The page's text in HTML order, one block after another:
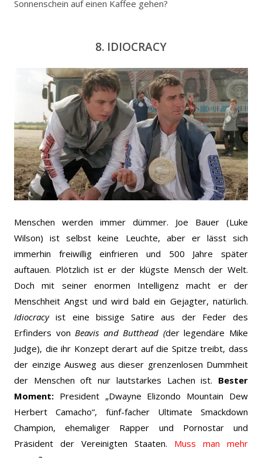
Sonnenschein auf einen Kaffee gehen?
8. IDIOCRACY
Menschen werden immer dümmer. Joe Bauer (Luke
Wilson) ist selbst keine Leuchte, aber er lässt sich
immerhin freiwillig einfrieren und 500 Jahre später
auftauen. Plötzlich ist er der klügste Mensch der Welt.
Doch mit seiner enormen Intelligenz macht er der
Menschheit Angst und wird bald ein Gejagter, natürlich.
Idiocracyist eine bissige Satire aus der Feder des
Erfinders von Beavis and Butthead (der legendäre Mike
Judge), die ihr Konzept derart auf die Spitze treibt, dass
der einzige Ausweg aus dieser grenzenlosen Dummheit
der Menschen oft nur lautstarkes Lachen ist. Bester
Moment: President „Dwayne Elizondo Mountain Dew
Herbert Camacho“, fünf-facher Ultimate Smackdown
Champion, ehemaliger Rapper und Pornostar und
Präsident der Vereinigten Staaten. Muss man mehr